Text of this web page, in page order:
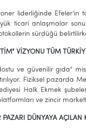
liderliğinde Efeler’in
ticari anlaşmalar
sürdüğü
VİZYONU TÜM
ve güvenilir gıda"
Fiziksel pazarda
Halk Ekmek
ve zincir
PAZARI DÜNYAYA AÇILAN